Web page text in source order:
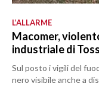
L’ALLARME
Macomer,
industriale di
Sul posto i vigili del
nero visibile anche a